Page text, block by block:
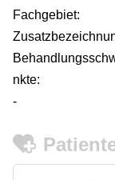
Fachgebiet:
nkte:
-